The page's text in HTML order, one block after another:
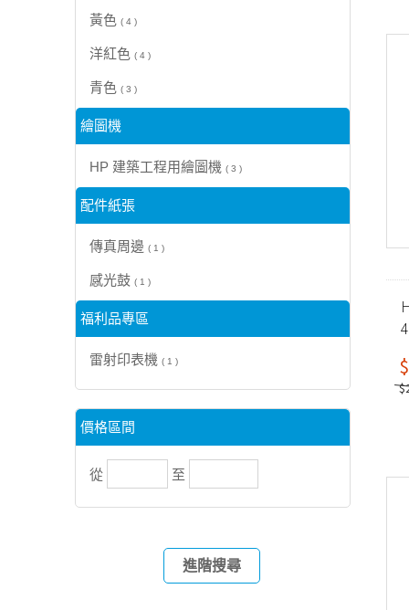
黃色 ( 4 )
洋紅色 ( 4 )
青色 ( 3 )
繪圖機
HP 建築工程用繪圖機 ( 3 )
配件紙張
傳真周邊 ( 1 )
感光鼓 ( 1 )
福利品專區
雷射印表機 ( 1 )
價格區間
從 至
進階搜尋